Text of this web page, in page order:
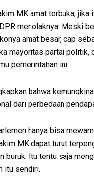
MK amat terbuka,
menolaknya. Meski
amat besar, cap
mayoritas partai
pemerintahan ini.
bahwa
dari perbedaan
hanya bisa
MK dapat turut
buruk. Itu tentu saja
itu sendiri.